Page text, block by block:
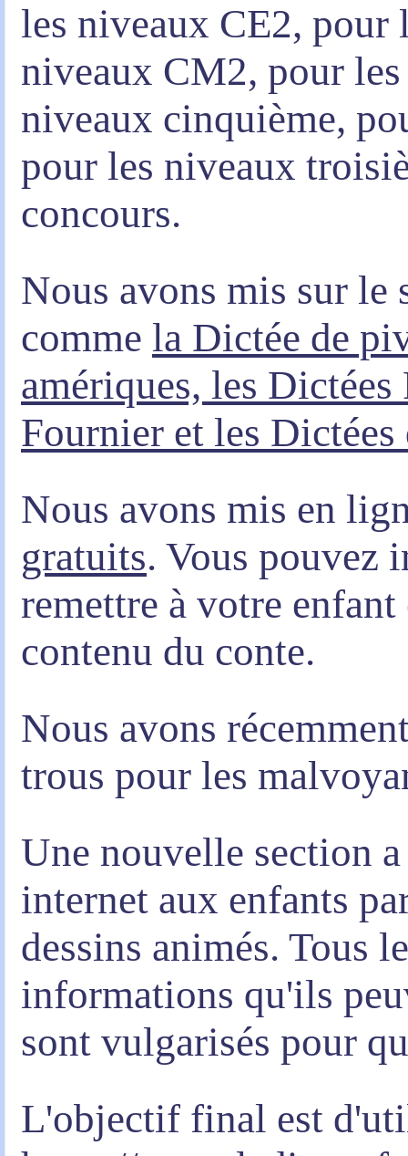
les niveaux CE2,
niveaux CM2, pour
niveaux cinquième,
pour les niveaux
concours.
Nous avons mis sur le
comme la Dictée de
amériques, les
Fournier et les
Nous avons mis en
gratuits. Vous pouvez
remettre à votre
contenu du conte.
Nous avons
trous pour les
Une nouvelle section
internet aux enfants
dessins animés. Tous
informations qu'ils
sont vulgarisés pour
L'objectif final est